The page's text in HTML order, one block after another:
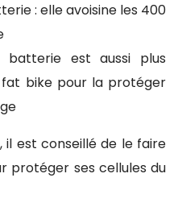
: elle avoisine les 400
est aussi plus
bike pour la protéger
est conseillé de le faire
protéger ses cellules du